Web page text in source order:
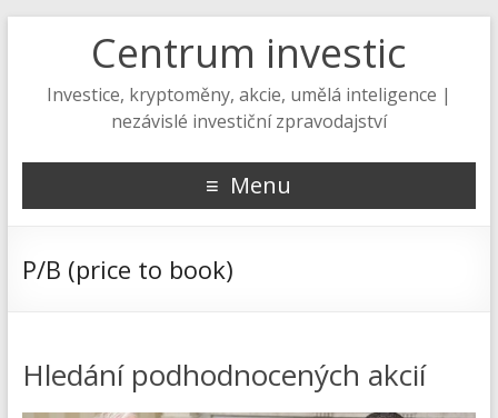
Centrum investic
Investice, kryptoměny, akcie, umělá inteligence |
nezávislé investiční zpravodajství
Menu
P/B (price to book)
Hledání podhodnocených akcií